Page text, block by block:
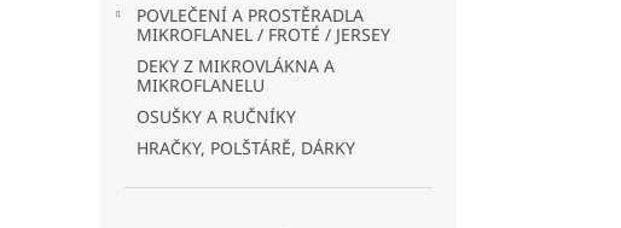
POVLEČENÍ A PROSTĚRADLA
MIKROFLANEL / FROTÉ / JERSEY
DEKY Z MIKROVLÁKNA A
MIKROFLANELU
OSUŠKY A RUČNÍKY
HRAČKY, POLŠTÁRĚ, DÁRKY